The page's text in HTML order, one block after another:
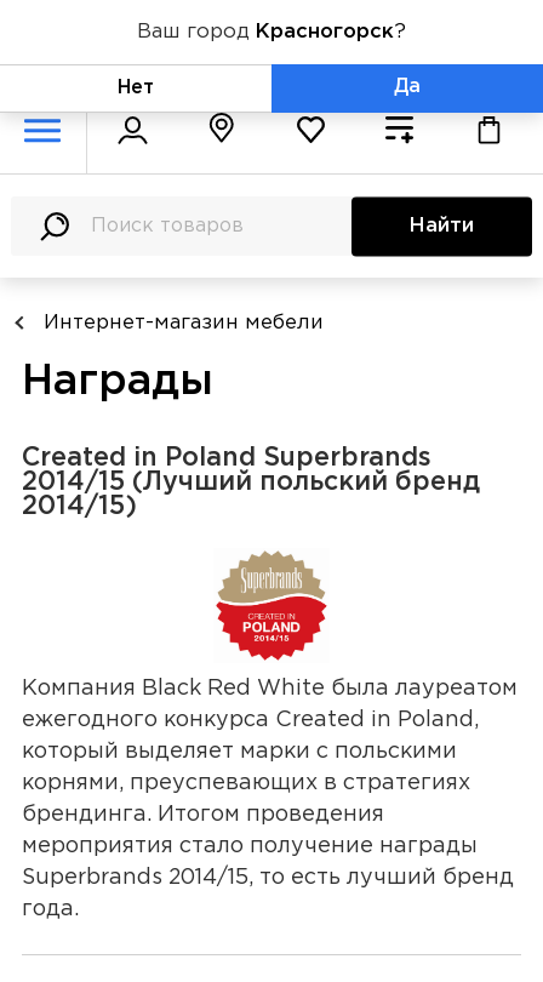
+7 (800) 775-71-06
Найти
Интернет-магазин мебели
Награды
Created in Poland Superbrands
2014/15 (Лучший польский бренд
2014/15)
Компания Black Red White была лауреатом
ежегодного конкурса Created in Poland,
который выделяет марки с польскими
корнями, преуспевающих в стратегиях
брендинга. Итогом проведения
мероприятия стало получение награды
Superbrands 2014/15, то есть лучший бренд
года.
Ваш город Красногорск?
Нет Да